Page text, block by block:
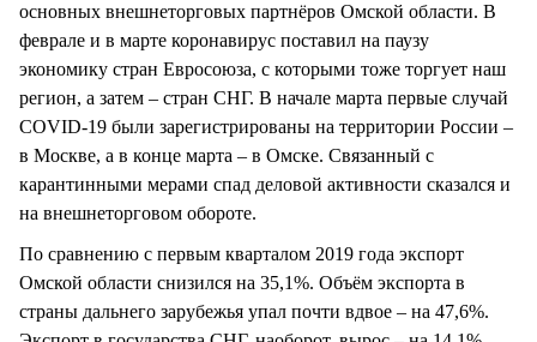
основных внешнеторговых партнёров Омской области. В
феврале и в марте коронавирус поставил на паузу
экономику стран Евросоюза, с которыми тоже торгует наш
регион, а затем – стран СНГ. В начале марта первые случай
COVID-19 были зарегистрированы на территории России –
в Москве, а в конце марта – в Омске. Связанный с
карантинными мерами спад деловой активности сказался и
на внешнеторговом обороте.
По сравнению с первым кварталом 2019 года экспорт
Омской области снизился на 35,1%. Объём экспорта в
страны дальнего зарубежья упал почти вдвое – на 47,6%.